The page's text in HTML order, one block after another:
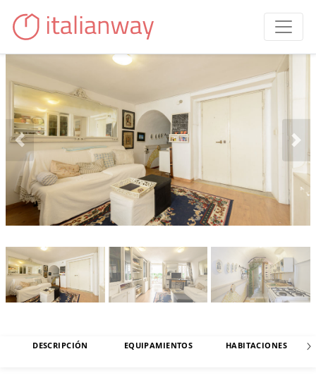
DESCRIPCIÓN EQUIPAMIENTOS HABITACIONES